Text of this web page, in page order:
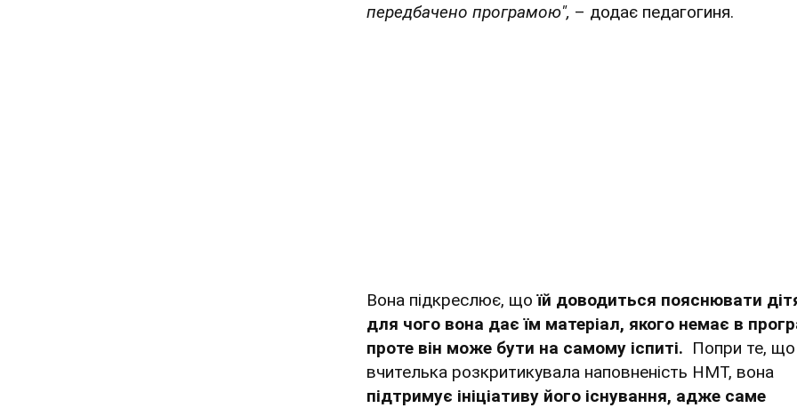
передбачено програмою", – додає педагогиня.
Вона підкреслює, що їй доводиться пояснювати
для чого вона дає їм матеріал, якого немає в
проте він може бути на самому іспиті. Попри те, що
вчителька розкритикувала наповненість НМТ, вона
підтримує ініціативу його існування, адже саме